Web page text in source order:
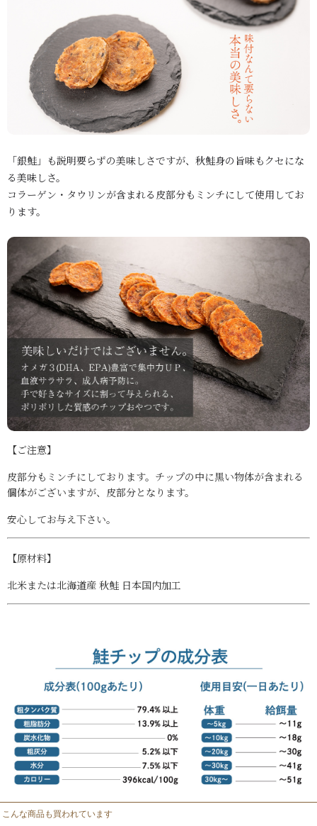
「銀鮭」も説明要らずの美味しさですが、 秋鮭身の旨味も クセにな
る美味しさ。
コラーゲン・タウリンが含まれる皮部分もミンチにして使用してお
ります。
【ご注意】
皮部分もミンチにしております。チップの中に黒い物体が含まれる
個体がございますが、皮部分となります。
安心してお与え下さい。
【原材料】
北米または北海道産 秋鮭 日本国内加工
こんな商品も買われています